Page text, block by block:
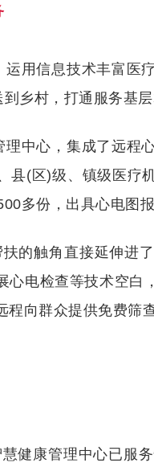
用信息技术丰富医
乡村，打通服务基层
中心，集成了远程
县(区)级、镇级医疗
多份，出具心电图
扶的触角直接延伸进
电检查等技术空白
向群众提供免费筛
慧健康管理中心已服